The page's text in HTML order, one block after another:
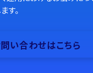
す。
い合わせはこちら